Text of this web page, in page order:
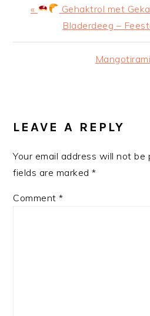
Previous
«
Gehaktrol met
Bladerdeeg –
Next
INTERACTIONS
LEAVE A REPLY
Your email address will not be
fields are marked*
Comment*